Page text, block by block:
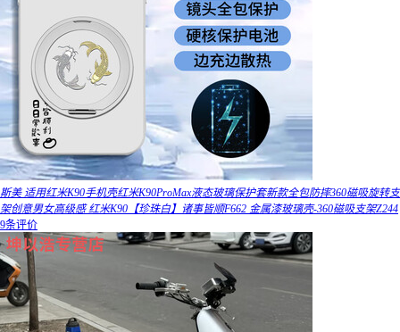
斯美 适用红米K90手机壳红米K90ProMax液态玻璃保护套新款全包防摔360磁吸旋转支
架创意男女高级感 红米K90【珍珠白】诸事皆顺F662 金属漆玻璃壳-360磁吸支架Z244
9条评价